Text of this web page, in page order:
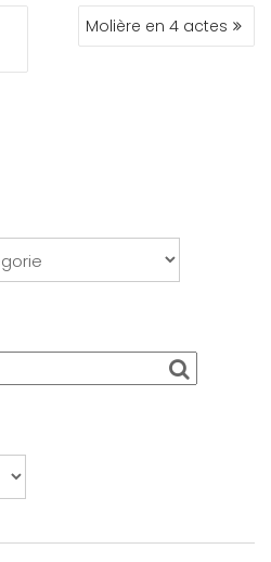
Molière en 4 actes